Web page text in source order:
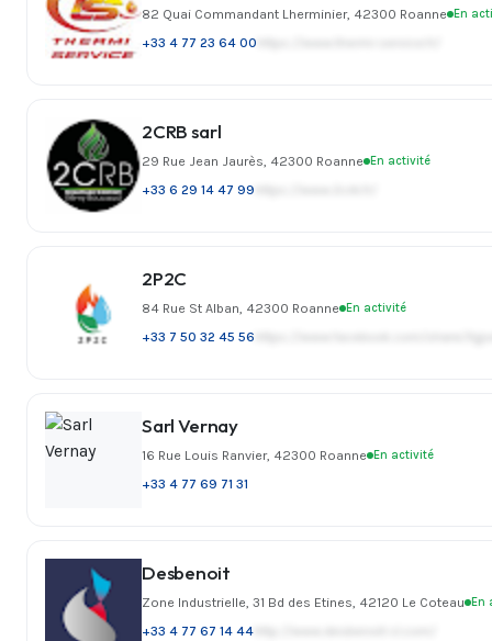
82 Quai Commandant Lherminier, 42300 Roanne En
+33 4 77 23 64 00
2CRB sarl
29 Rue Jean Jaurès, 42300 Roanne En activité
+33 6 29 14 47 99
2P2C
84 Rue St Alban, 42300 Roanne En activité
+33 7 50 32 45 56
Sarl Vernay
16 Rue Louis Ranvier, 42300 Roanne En activité
+33 4 77 69 71 31
Desbenoit
Zone Industrielle, 31 Bd des Etines, 42120 Le Coteau En
+33 4 77 67 14 44